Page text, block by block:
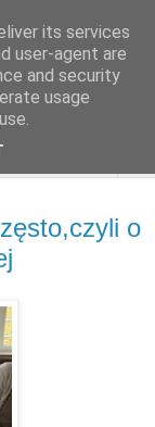
o
its services
user-agent are
and security
usage